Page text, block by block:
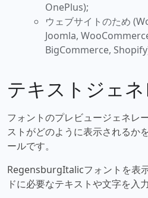
OnePlus);
ウェブサイトのため
Joomla,
BigCommerce,
テキストジェネ
フォントのプレビュージェネレ
ストがどのように表示されるか
ールです。
RegensburgItalicフォントを表
ドに必要なテキストや文字を入